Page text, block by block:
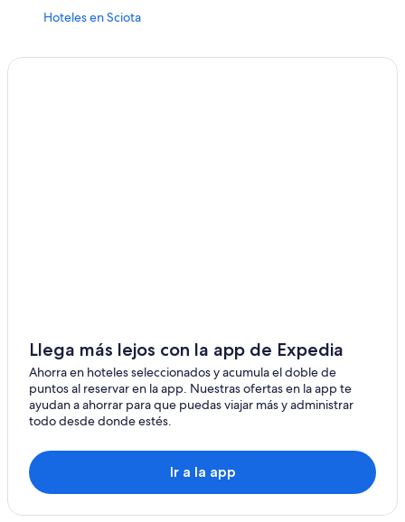
Hoteles en Sciota
Hoteles 4 estrellas en Elgin
Hoteles en Saint Rose
Casas de campo en Arenzville
Llega más lejos con la app de Expedia
Ahorra en hoteles seleccionados y acumula el doble de
puntos al reservar en la app. Nuestras ofertas en la app te
ayudan a ahorrar para que puedas viajar más y administrar
todo desde donde estés.
Ir a la app